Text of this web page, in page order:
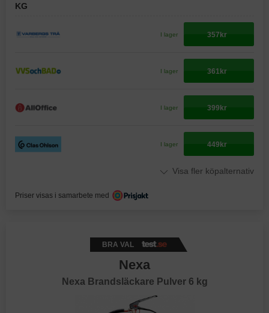
KG
I lager 357kr
I lager 361kr
I lager 399kr
I lager 449kr
Visa fler köpalternativ
Priser visas i samarbete med
BRA VAL
Nexa
Nexa Brandsläckare Pulver 6 kg